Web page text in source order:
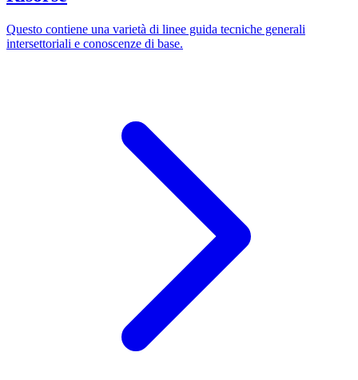
Questo contiene una varietà di linee guida tecniche generali
intersettoriali e conoscenze di base.